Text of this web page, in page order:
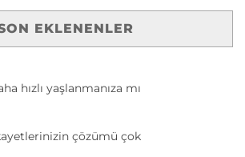
EKLENENLER
hızlı yaşlanmanıza mı
çözümü çok